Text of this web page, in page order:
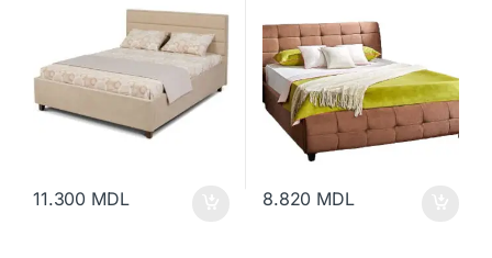
11.300 MDL 8.820 MDL